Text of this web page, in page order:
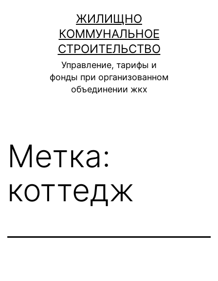
содержимому
ЖИЛИЩНО
КОММУНАЛЬНОЕ
СТРОИТЕЛЬСТВО
Управление, тарифы и
фонды при организованном
объединении жкх
Метка:
коттедж